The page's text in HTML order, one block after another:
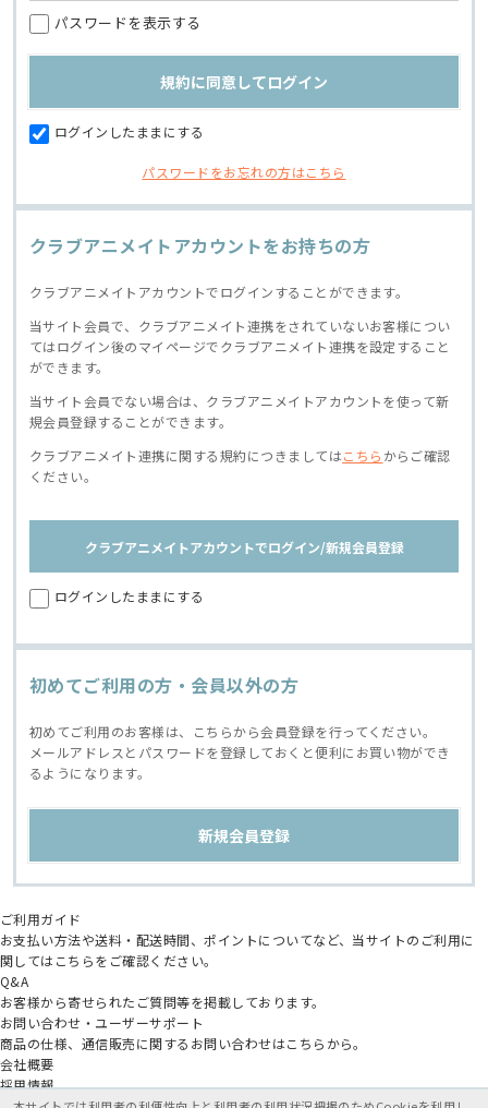
パスワードを表示する
ログインしたままにする
パスワードをお忘れの方はこちら
クラブアニメイトアカウントをお持ちの方
クラブアニメイトアカウントでログインすることができます。
当サイト会員で、クラブアニメイト連携をされていないお客様につい
てはログイン後のマイページでクラブアニメイト連携を設定すること
ができます。
当サイト会員でない場合は、クラブアニメイトアカウントを使って新
規会員登録することができます。
クラブアニメイト連携に関する規約につきましてはこちら からご確認
ください。
クラブアニメイトアカウントでログイン/新規会員登録
ログインしたままにする
初めてご利用の方・会員以外の方
初めてご利用のお客様は、こちらから会員登録を行ってください。
メールアドレスとパスワードを登録しておくと便利にお買い物ができ
るようになります。
ご利用ガイド
お支払い方法や送料・配送時間、ポイントについてなど、当サイトのご利用に
関してはこちらをご確認ください。
Q&A
お客様から寄せられたご質問等を掲載しております。
お問い合わせ・ユーザーサポート
商品の仕様、通信販売に関するお問い合わせはこちらから。
会社概要
採用情報